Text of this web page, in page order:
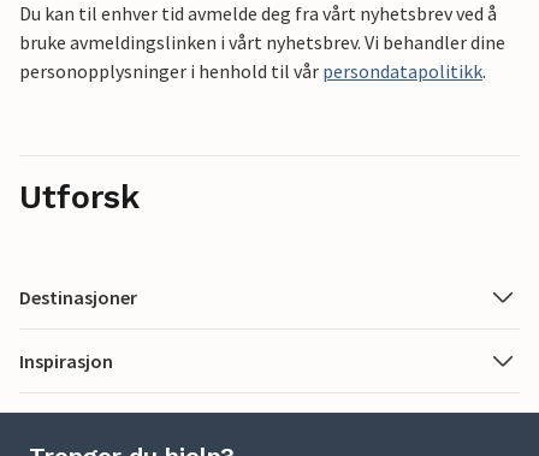
Du kan til enhver tid avmelde deg fra vårt nyhetsbrev ved å
bruke avmeldingslinken i vårt nyhetsbrev. Vi behandler dine
personopplysninger i henhold til vår persondatapolitikk.
Utforsk
Destinasjoner
Inspirasjon